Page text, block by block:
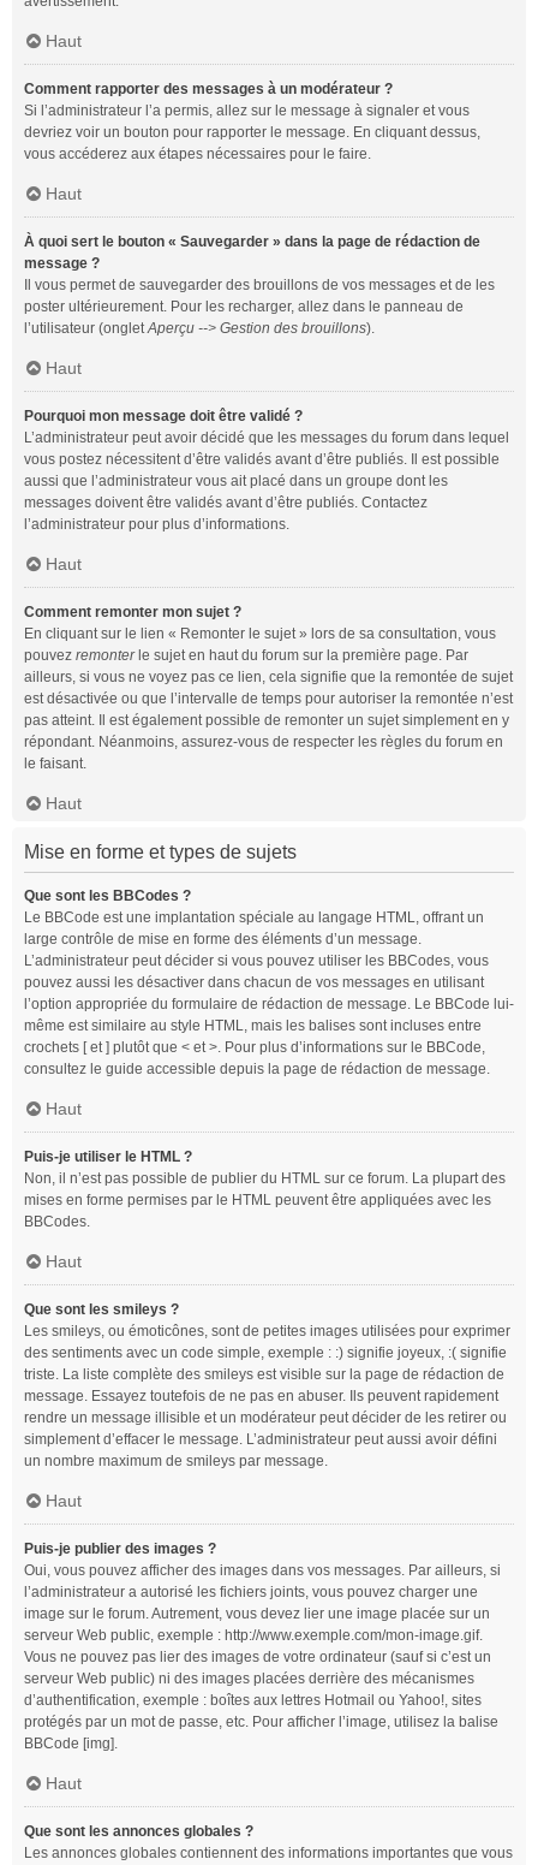
Haut
Comment rapporter des messages à un modérateur ?
Si l’administrateur l’a permis, allez sur le message à signaler et vous
devriez voir un bouton pour rapporter le message. En cliquant dessus,
vous accéderez aux étapes nécessaires pour le faire.
Haut
À quoi sert le bouton « Sauvegarder » dans la page de rédaction de
message ?
Il vous permet de sauvegarder des brouillons de vos messages et de les
poster ultérieurement. Pour les recharger, allez dans le panneau de
l’utilisateur (ongletAperçu --> Gestion des brouillons).
Haut
Pourquoi mon message doit être validé ?
L’administrateur peut avoir décidé que les messages du forum dans lequel
vous postez nécessitent d’être validés avant d’être publiés. Il est possible
aussi que l’administrateur vous ait placé dans un groupe dont les
messages doivent être validés avant d’être publiés. Contactez
l’administrateur pour plus d’informations.
Haut
Comment remonter mon sujet ?
En cliquant sur le lien « Remonter le sujet » lors de sa consultation, vous
pouvez remonterle sujet en haut du forum sur la première page. Par
ailleurs, si vous ne voyez pas ce lien, cela signifie que la remontée de sujet
est désactivée ou que l’intervalle de temps pour autoriser la remontée n’est
pas atteint. Il est également possible de remonter un sujet simplement en y
répondant. Néanmoins, assurez-vous de respecter les règles du forum en
le faisant.
Haut
Mise en forme et types de sujets
Que sont les BBCodes ?
Le BBCode est une implantation spéciale au langage HTML, offrant un
large contrôle de mise en forme des éléments d’un message.
L’administrateur peut décider si vous pouvez utiliser les BBCodes, vous
pouvez aussi les désactiver dans chacun de vos messages en utilisant
l’option appropriée du formulaire de rédaction de message. Le BBCode lui-
même est similaire au style HTML, mais les balises sont incluses entre
crochets [ et ] plutôt que < et >. Pour plus d’informations sur le BBCode,
consultez le guide accessible depuis la page de rédaction de message.
Haut
Puis-je utiliser le HTML ?
Non, il n’est pas possible de publier du HTML sur ce forum. La plupart des
mises en forme permises par le HTML peuvent être appliquées avec les
BBCodes.
Haut
Que sont les smileys ?
Les smileys, ou émoticônes, sont de petites images utilisées pour exprimer
des sentiments avec un code simple, exemple : :) signifie joyeux, :( signifie
triste. La liste complète des smileys est visible sur la page de rédaction de
message. Essayez toutefois de ne pas en abuser. Ils peuvent rapidement
rendre un message illisible et un modérateur peut décider de les retirer ou
simplement d’effacer le message. L’administrateur peut aussi avoir défini
un nombre maximum de smileys par message.
Haut
Puis-je publier des images ?
Oui, vous pouvez afficher des images dans vos messages. Par ailleurs, si
l’administrateur a autorisé les fichiers joints, vous pouvez charger une
image sur le forum. Autrement, vous devez lier une image placée sur un
serveur Web public, exemple : http://www.exemple.com/mon-image.gif.
Vous ne pouvez pas lier des images de votre ordinateur (sauf si c’est un
serveur Web public) ni des images placées derrière des mécanismes
d’authentification, exemple : boîtes aux lettres Hotmail ou Yahoo!, sites
protégés par un mot de passe, etc. Pour afficher l’image, utilisez la balise
BBCode [img].
Haut
Que sont les annonces globales ?
Les annonces globales contiennent des informations importantes que vous